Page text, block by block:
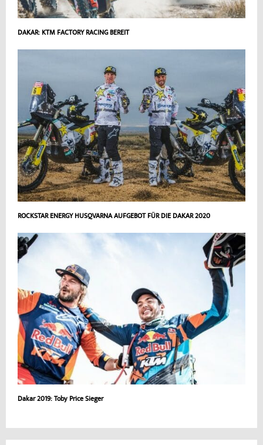
DAKAR: KTM FACTORY RACING BEREIT
ROCKSTAR ENERGY HUSQVARNA AUFGEBOT FÜR DIE DAKAR 2020
Dakar 2019: Toby Price Sieger